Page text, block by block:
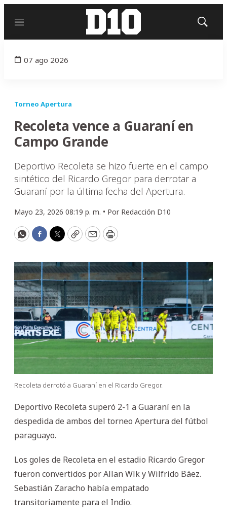
Menú
Mostrar
07 ago 2026
Torneo Apertura
Recoleta vence a Guaraní en
Campo Grande
Deportivo Recoleta se hizo fuerte en el campo
sintético del Ricardo Gregor para derrotar a
Guaraní por la última fecha del Apertura.
Mayo 23, 2026 08:19 p. m. • Por Redacción D10
WhatsApp
Facebook
Twitter
CopyEmailPrint
Recoleta derrotó a Guaraní en el Ricardo Gregor.
Deportivo Recoleta superó 2-1 a Guaraní en la
despedida de ambos del torneo Apertura del fútbol
paraguayo.
Los goles de Recoleta en el estadio Ricardo Gregor
fueron convertidos por Allan Wlk y Wilfrido Báez.
Sebastián Zaracho había empatado
transitoriamente para el Indio.